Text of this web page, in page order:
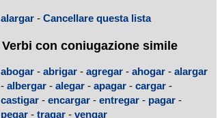
alargar - Cancellare questa lista
Verbi con coniugazione simile
abogar - abrigar - agregar - ahogar - alargar
- albergar - alegar - apagar - cargar -
castigar - encargar - entregar - pagar -
pegar - tragar - vengar